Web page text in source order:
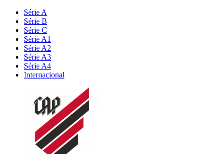
Série A
Série B
Série C
Série A1
Série A2
Série A3
Série A4
Internacional